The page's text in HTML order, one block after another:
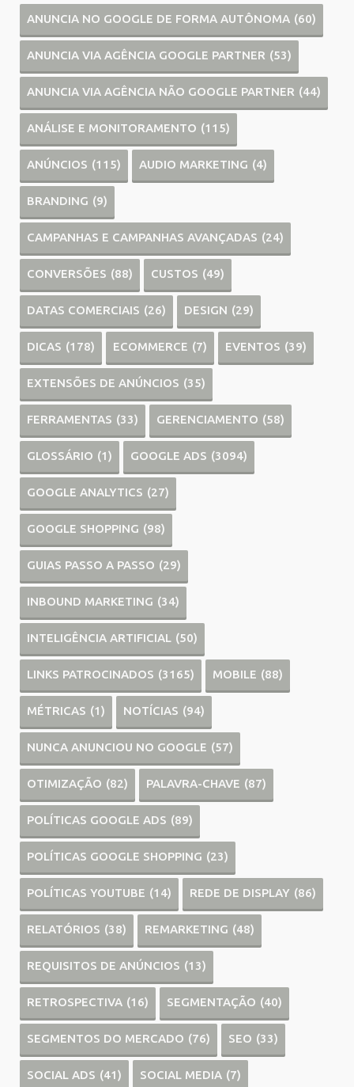
ANUNCIA NO GOOGLE DE FORMA AUTÔNOMA (60)
ANUNCIA VIA AGÊNCIA GOOGLE PARTNER (53)
ANUNCIA VIA AGÊNCIA NÃO GOOGLE PARTNER (44)
ANÁLISE E MONITORAMENTO (115)
ANÚNCIOS (115) AUDIO MARKETING (4)
BRANDING (9)
CAMPANHAS E CAMPANHAS AVANÇADAS (24)
CONVERSÕES (88) CUSTOS (49)
DATAS COMERCIAIS (26) DESIGN (29)
DICAS (178) ECOMMERCE (7) EVENTOS (39)
EXTENSÕES DE ANÚNCIOS (35)
FERRAMENTAS (33) GERENCIAMENTO (58)
GLOSSÁRIO (1) GOOGLE ADS (3094)
GOOGLE ANALYTICS (27)
GOOGLE SHOPPING (98)
GUIAS PASSO A PASSO (29)
INBOUND MARKETING (34)
INTELIGÊNCIA ARTIFICIAL (50)
LINKS PATROCINADOS (3165) MOBILE (88)
MÉTRICAS (1) NOTÍCIAS (94)
NUNCA ANUNCIOU NO GOOGLE (57)
OTIMIZAÇÃO (82) PALAVRA-CHAVE (87)
POLÍTICAS GOOGLE ADS (89)
POLÍTICAS GOOGLE SHOPPING (23)
POLÍTICAS YOUTUBE (14) REDE DE DISPLAY (86)
RELATÓRIOS (38) REMARKETING (48)
REQUISITOS DE ANÚNCIOS (13)
RETROSPECTIVA (16) SEGMENTAÇÃO (40)
SEGMENTOS DO MERCADO (76) SEO (33)
SOCIAL ADS (41) SOCIAL MEDIA (7)